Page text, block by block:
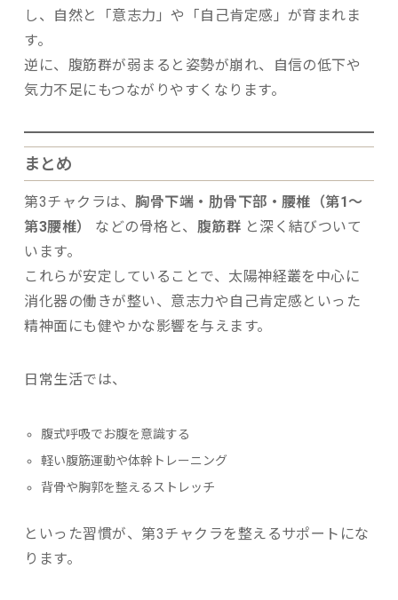
し、自然と「意志力」や「自己肯定感」が育まれま
す。
逆に、腹筋群が弱まると姿勢が崩れ、自信の低下や
気力不足にもつながりやすくなります。
まとめ
第3チャクラは、胸骨下端・肋骨下部・腰椎（第1〜
第3腰椎）
などの骨格と、 腹筋群 と深く結びついて
います。
これらが安定していることで、太陽神経叢を中心に
消化器の働きが整い、意志力や自己肯定感といった
精神面にも健やかな影響を与えます。
日常生活では、
腹式呼吸でお腹を意識する
軽い腹筋運動や体幹トレーニング
背骨や胸郭を整えるストレッチ
といった習慣が、第3チャクラを整えるサポートにな
ります。